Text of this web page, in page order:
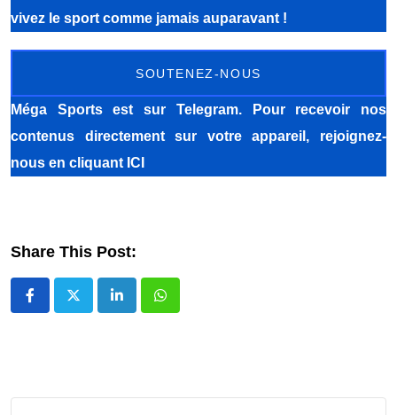
vivez le sport comme jamais auparavant !
SOUTENEZ-NOUS
Méga Sportsest sur Telegram. Pour recevoir nos
contenus directement sur votre appareil, rejoignez-
nous en cliquant ICI
Share This Post:
LinkedInWhatsapp